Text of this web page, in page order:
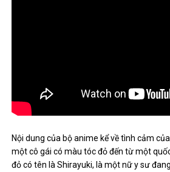
Nội dung của bộ anime kể về tình cảm
một cô gái có màu tóc đỏ đến từ một
đỏ có tên là Shirayuki, là một nữ y sư